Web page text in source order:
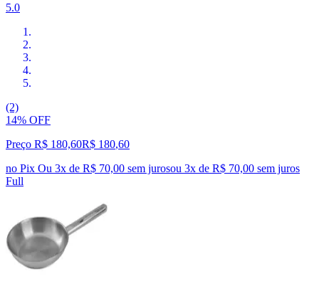
5.0
(2)
14% OFF
Preço R$ 180,60R$ 180,60
no Pix Ou 3x de R$ 70,00 sem jurosou 3x de R$ 70,00 sem juros
Full